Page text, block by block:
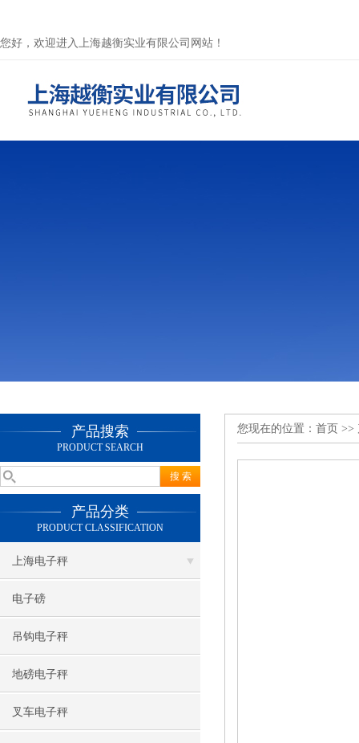
您好，欢迎进入上海越衡实业有限公司网站！
产品搜索
PRODUCT SEARCH
产品分类
PRODUCT CLASSIFICATION
上海电子秤
电子磅
吊钩电子秤
地磅电子秤
叉车电子秤
您现在的位置： 首页 >>